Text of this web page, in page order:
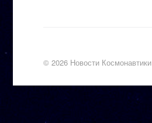
© 2026 Новости Космонавтики